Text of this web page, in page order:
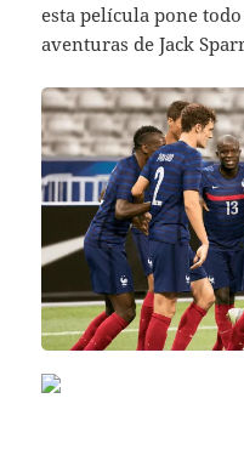
esta película pone
aventuras de Jack